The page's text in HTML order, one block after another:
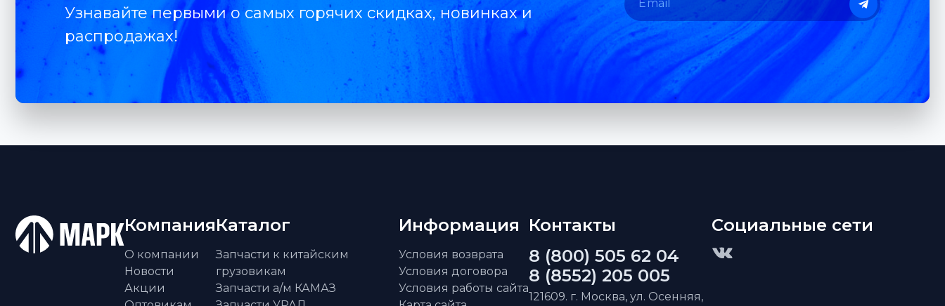
Узнавайте первыми о самых горячих скидках, новинках и
распродажах!
Компания
О компании
Новости
Акции
Каталог
Запчасти к китайским
грузовикам
Запчасти а/м КАМАЗ
Информация
Условия возврата
Условия договора
Условия работы сайта
Контакты
8 (800) 505 62 04
8 (8552) 205 005
121609. г. Москва, ул. Осенняя,
Социальные сети